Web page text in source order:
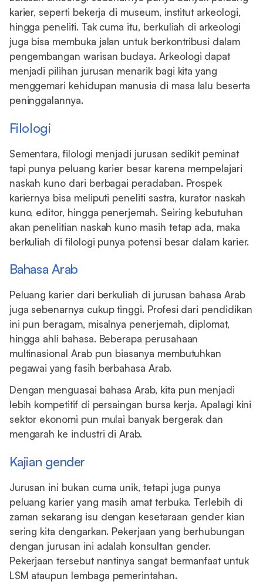
karier, seperti bekerja di museum, institut arkeologi,
hingga peneliti. Tak cuma itu, berkuliah di arkeologi
juga bisa membuka jalan untuk berkontribusi dalam
pengembangan warisan budaya. Arkeologi dapat
menjadi pilihan jurusan menarik bagi kita yang
menggemari kehidupan manusia di masa lalu beserta
peninggalannya.
Filologi
Sementara, filologi menjadi jurusan sedikit peminat
tapi punya peluang karier besar karena mempelajari
naskah kuno dari berbagai peradaban. Prospek
kariernya bisa meliputi peneliti sastra, kurator naskah
kuno, editor, hingga penerjemah. Seiring kebutuhan
akan penelitian naskah kuno masih tetap ada, maka
berkuliah di filologi punya potensi besar dalam karier.
Bahasa Arab
Peluang karier dari berkuliah di jurusan bahasa Arab
juga sebenarnya cukup tinggi. Profesi dari pendidikan
ini pun beragam, misalnya penerjemah, diplomat,
hingga ahli bahasa. Beberapa perusahaan
multinasional Arab pun biasanya membutuhkan
pegawai yang fasih berbahasa Arab.
Dengan menguasai bahasa Arab, kita pun menjadi
lebih kompetitif di persaingan bursa kerja. Apalagi kini
sektor ekonomi pun mulai banyak bergerak dan
mengarah ke industri di Arab.
Kajian gender
Jurusan ini bukan cuma unik, tetapi juga punya
peluang karier yang masih amat terbuka. Terlebih di
zaman sekarang isu dengan kesetaraan gender kian
sering kita dengarkan. Pekerjaan yang berhubungan
dengan jurusan ini adalah konsultan gender.
Pekerjaan tersebut nantinya sangat bermanfaat untuk
LSM ataupun lembaga pemerintahan.